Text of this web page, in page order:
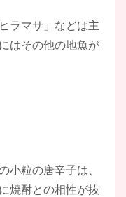
ラマサ」などは主
はその他の地魚が
小粒の唐辛子は、
焼酎との相性が抜